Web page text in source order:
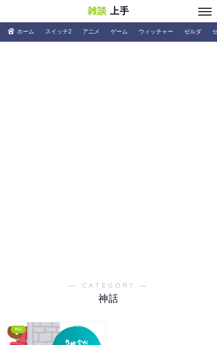
雑談 上手
ホーム スイッチ2 アニメ ゲーム ウィッチャー ゼルダ
― CATEGORY ―
神話
神話